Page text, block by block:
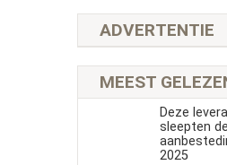
ADVERTENTIE
MEEST
Deze
sleepten
2025